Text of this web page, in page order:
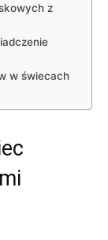
z⁢
w‍ świecach